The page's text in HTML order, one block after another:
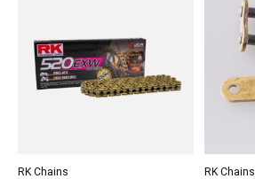
RK Chains RK Chains